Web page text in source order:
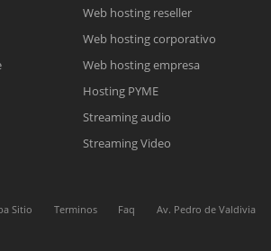
Reunión online
enviarán un correo electrónico con el enlace a
para la reunión online.
Cotización
Chat Online
están fuera de línea. Complete el formulario
Web hosting reseller
Web hosting corporativo
Web hosting empresa
Hosting PYME
Streaming audio
Streaming Video
Sitio Terminos Faq
Av. Pedro de Valdivia